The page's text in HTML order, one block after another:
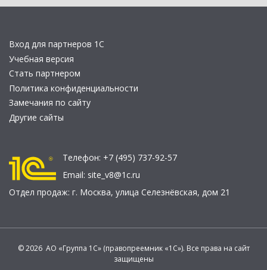
Вход для партнеров 1С
Учебная версия
Стать партнером
Политика конфиденциальности
Замечания по сайту
Другие сайты
Телефон: +7 (495) 737-92-57
Email: site_v8@1c.ru
Отдел продаж: г. Москва, улица Селезнёвская, дом 21
© 2026 АО «Группа 1С» (правопреемник «1С»). Все права на сайт
защищены